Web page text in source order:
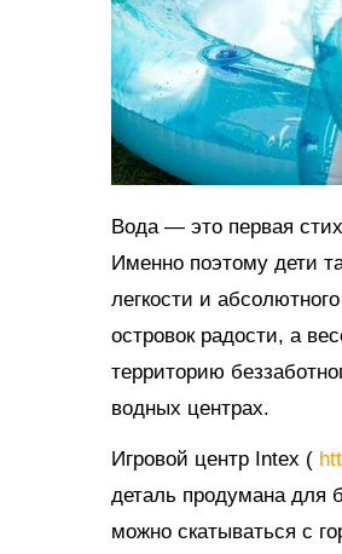
Вода — это первая
Именно поэтому дети
легкости и
островок радости, а
территорию
водных центрах.
Игровой центр Intex (
деталь продумана для
можно скатываться с